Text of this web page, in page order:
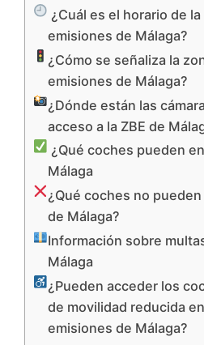
¿Cuál es el horario de
emisiones de Málaga?
¿Cómo se señaliza la
emisiones de Málaga?
¿Dónde están las
acceso a la ZBE de
¿Qué coches pueden
Málaga
¿Qué coches no
de Málaga?
Información sobre
Málaga
¿Pueden acceder los
de movilidad reducida
emisiones de Málaga?